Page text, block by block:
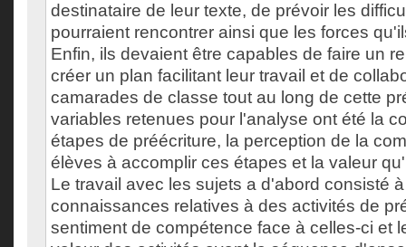
destinataire de leur texte, de prévoir les
pourraient rencontrer ainsi que les forces
Enfin, ils devaient être capables de faire un
créer un plan facilitant leur travail et de
camarades de classe tout au long de cette
variables retenues pour l'analyse ont été la
étapes de préécriture, la perception de la
élèves à accomplir ces étapes et la valeur
Le travail avec les sujets a d'abord consisté
connaissances relatives à des activités de
sentiment de compétence face à celles-ci et